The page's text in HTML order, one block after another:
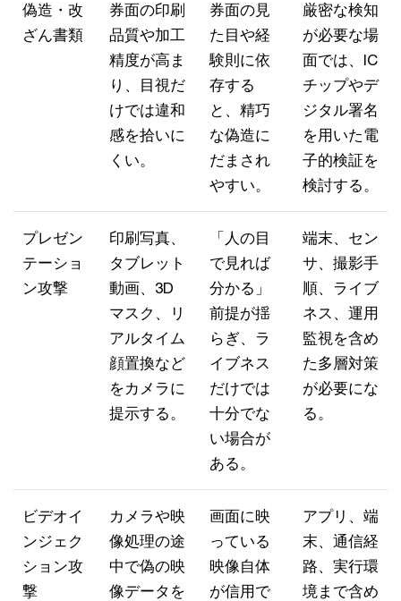
偽造・改
ざん書類
券面の印刷
品質や加工
精度が高ま
り、目視だ
けでは違和
感を拾いに
くい。
券面の見
た目や経
験則に依
存する
と、精巧
な偽造に
だまされ
やすい。
厳密な検知
が必要な場
面では、IC
チップやデ
ジタル署名
を用いた電
子的検証を
検討する。
プレゼン
テーショ
ン攻撃
印刷写真、
タブレット
動画、3D
マスク、リ
アルタイム
顔置換など
をカメラに
提示する。
「人の目
で見れば
分かる」
前提が揺
らぎ、ラ
イブネス
だけでは
十分でな
い場合が
ある。
端末、セン
サ、撮影手
順、ライブ
ネス、運用
監視を含め
た多層対策
が必要にな
る。
ビデオイ
ンジェク
ション攻
撃
カメラや映
像処理の途
中で偽の映
像データを
画面に映
っている
映像自体
が信用で
アプリ、端
末、通信経
路、実行環
境まで含め